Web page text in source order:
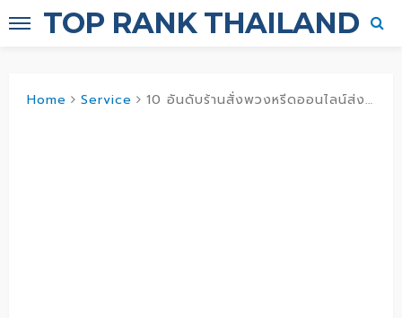
TOP RANK THAILAND
Home Service 10 อันดับร้านสั่งพวงหรีดออนไลน์ส่งเร็ว ส่งไว ส่งได้ทั่วประเทศ